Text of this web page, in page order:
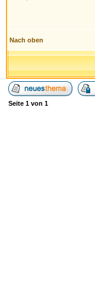
Nach oben
Seite 1 von 1